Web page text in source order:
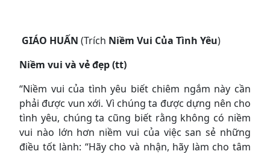
GIÁO HUẤN (Trích Niềm Vui Của Tình Yêu)
Niềm vui và vẻ đẹp (tt)
“Niềm vui của tình yêu biết chiêm ngắm này cần
phải được vun xới. Vì chúng ta được dựng nên cho
tình yêu, chúng ta cũng biết rằng không có niềm
vui nào lớn hơn niềm vui của việc san sẻ những
điều tốt lành: “Hãy cho và nhận, hãy làm cho tâm